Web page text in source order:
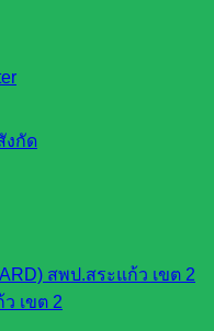
งกัด
สพป.สระแก้ว เขต 2
เขต 2